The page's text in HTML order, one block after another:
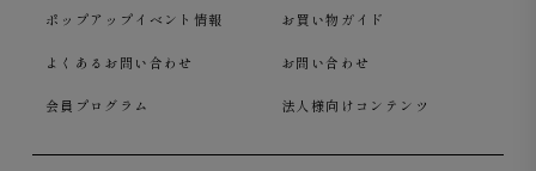
ポップアップイベント情報 お買い物ガイド
よくあるお問い合わせ お問い合わせ
会員プログラム 法人様向けコンテンツ